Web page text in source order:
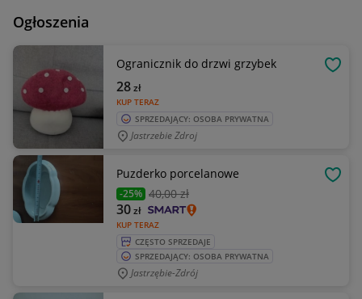
Ogłoszenia
Ogranicznik do drzwi grzybek
KUP TERAZ
28zł
SPRZEDAJĄCY: OSOBA PRYWATNA
Jastrzebie Zdroj
Puzderko porcelanowe
-25% 40,00 zł
KUP TERAZ
30zł
CZĘSTO SPRZEDAJE
SPRZEDAJĄCY: OSOBA PRYWATNA
Jastrzębie-Zdrój